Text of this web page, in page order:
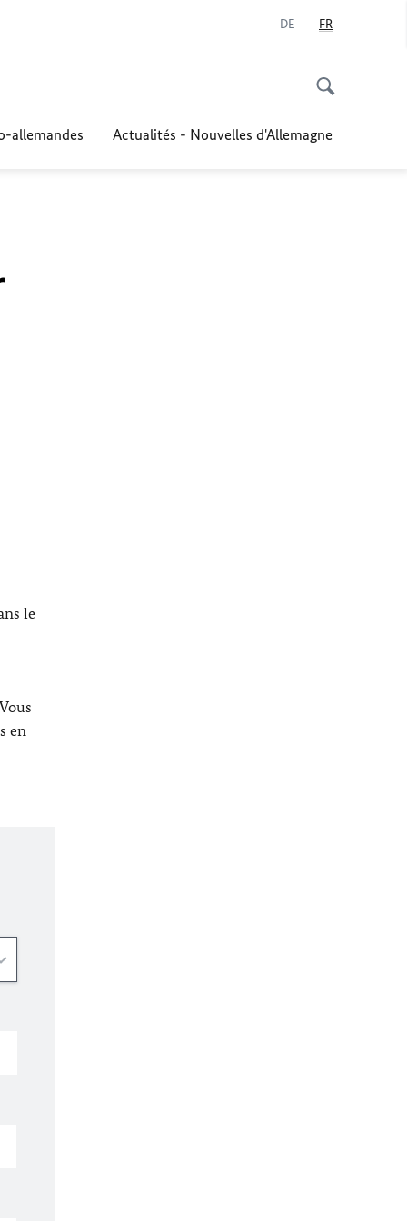
DE FR
allemandes Actualités - Nouvelles d'Allemagne
le
en